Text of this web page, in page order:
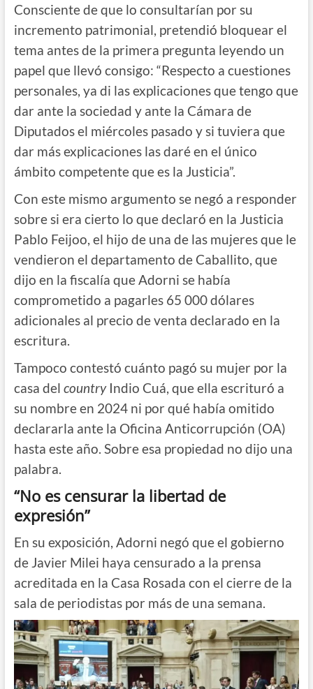
Consciente de que lo consultarían por su
incremento patrimonial, pretendió bloquear el
tema antes de la primera pregunta leyendo un
papel que llevó consigo: “Respecto a cuestiones
personales, ya di las explicaciones que tengo que
dar ante la sociedad y ante la Cámara de
Diputados el miércoles pasado y si tuviera que
dar más explicaciones las daré en el único
ámbito competente que es la Justicia”.
Con este mismo argumento se negó a responder
sobre si era cierto lo que declaró en la Justicia
Pablo Feijoo, el hijo de una de las mujeres que le
vendieron el departamento de Caballito, que
dijo en la fiscalía que Adorni se había
comprometido a pagarles 65 000 dólares
adicionales al precio de venta declarado en la
escritura.
Tampoco contestó cuánto pagó su mujer por la
casa del countryIndio Cuá, que ella escrituró a
su nombre en 2024 ni por qué había omitido
declararla ante la Oficina Anticorrupción (OA)
hasta este año. Sobre esa propiedad no dijo una
palabra.
“No es censurar la libertad de
expresión”
En su exposición, Adorni negó que el gobierno
de Javier Milei haya censurado a la prensa
acreditada en la Casa Rosada con el cierre de la
sala de periodistas por más de una semana.